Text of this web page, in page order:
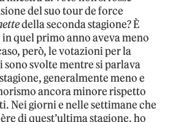
del suo tour de force
della seconda stagione? È
quel primo anno aveva meno
però, le votazioni per la
sono svolte mentre si parlava
generalmente meno e
ancora minore rispetto
Nei giorni e nelle settimane che
di quest’ultima stagione, ho